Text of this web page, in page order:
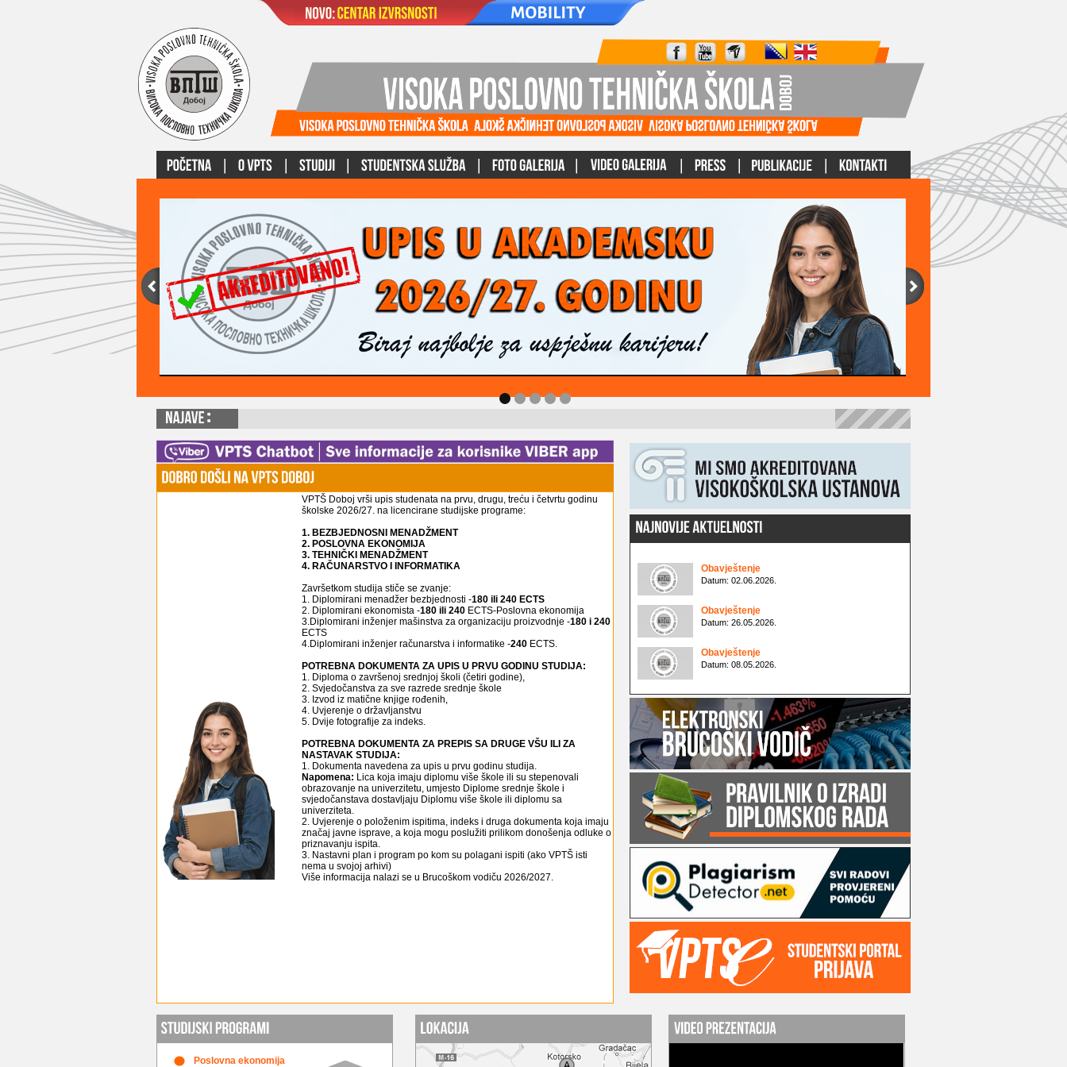
VPTŠ Doboj vrši upis studenata na prvu, drugu, treću i četvrtu godinu
školske 2026/27. na licencirane studijske programe:
1. BEZBJEDNOSNI MENADŽMENT
2. POSLOVNA EKONOMIJA
3. TEHNIČKI MENADŽMENT
4. RAČUNARSTVO I INFORMATIKA
Završetkom studija stiče se zvanje:
1. Diplomirani menadžer bezbjednosti -180 ili 240 ECTS
2. Diplomirani ekonomista -180 ili 240 ECTS-Poslovna ekonomija
3.Diplomirani inženjer mašinstva za organizaciju proizvodnje -180 i 240
ECTS
4.Diplomirani inženjer računarstva i informatike -240 ECTS.
POTREBNA DOKUMENTA ZA UPIS U PRVU GODINU STUDIJA:
1. Diploma o završenoj srednjoj školi (četiri godine),
2. Svjedočanstva za sve razrede srednje škole
3. Izvod iz matične knjige rođenih,
4. Uvjerenje o državljanstvu
5. Dvije fotografije za indeks.
POTREBNA DOKUMENTA ZA PREPIS SA DRUGE VŠU ILI ZA
NASTAVAK STUDIJA:
1. Dokumenta navedena za upis u prvu godinu studija.
Napomena: Lica koja imaju diplomu više škole ili su stepenovali
obrazovanje na univerzitetu, umjesto Diplome srednje škole i
svjedočanstava dostavljaju Diplomu više škole ili diplomu sa
univerziteta.
2. Uvjerenje o položenim ispitima, indeks i druga dokumenta koja imaju
značaj javne isprave, a koja mogu poslužiti prilikom donošenja odluke o
priznavanju ispita.
3. Nastavni plan i program po kom su polagani ispiti (ako VPTŠ isti
nema u svojoj arhivi)
Više informacija nalazi se u Brucoškom vodiču 2026/2027.
Obavještenje
Datum: 02.06.2026.
Obavještenje
Datum: 26.05.2026.
Obavještenje
Datum: 08.05.2026.
Poslovna ekonomija